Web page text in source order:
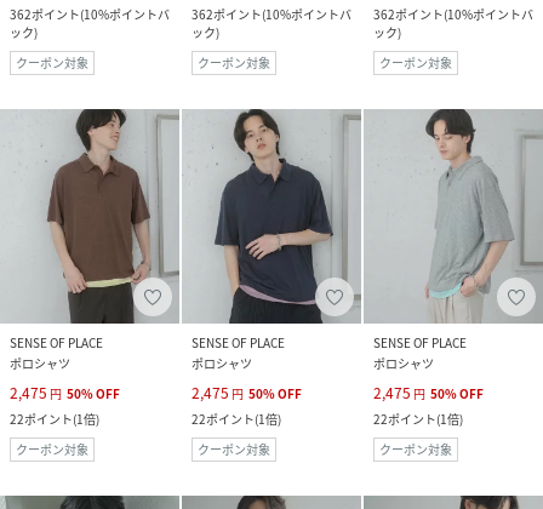
362ポイント(10%ポイントバ
ック)
クーポン対象
362ポイント(10%ポイントバ
ック)
クーポン対象
362ポイント(10%ポイントバ
ック)
クーポン対象
SENSE OF PLACE
ポロシャツ
2,475 円 50%OFF
22ポイント(1倍)
クーポン対象
SENSE OF PLACE
ポロシャツ
2,475 円 50%OFF
22ポイント(1倍)
クーポン対象
SENSE OF PLACE
ポロシャツ
2,475 円 50%OFF
22ポイント(1倍)
クーポン対象